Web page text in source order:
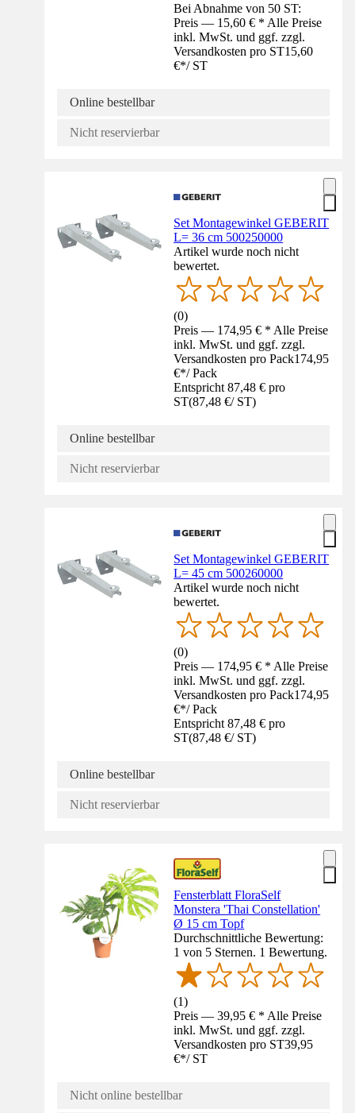
Bei Abnahme von 50 ST:
Preis — 15,60 € * Alle Preise
inkl. MwSt. und ggf. zzgl.
Versandkosten pro ST15,60
€*/ ST
Online bestellbar
Nicht reservierbar
Set Montagewinkel GEBERIT
L= 36 cm 500250000
Artikel wurde noch nicht
bewertet.
(0)
Preis — 174,95 € * Alle Preise
inkl. MwSt. und ggf. zzgl.
Versandkosten pro Pack174,95
€*/ Pack
Entspricht 87,48 € pro
ST(87,48 €/ ST)
Online bestellbar
Nicht reservierbar
Set Montagewinkel GEBERIT
L= 45 cm 500260000
Artikel wurde noch nicht
bewertet.
(0)
Preis — 174,95 € * Alle Preise
inkl. MwSt. und ggf. zzgl.
Versandkosten pro Pack174,95
€*/ Pack
Entspricht 87,48 € pro
ST(87,48 €/ ST)
Online bestellbar
Nicht reservierbar
Fensterblatt FloraSelf
Monstera 'Thai Constellation'
Ø 15 cm Topf
Durchschnittliche Bewertung:
1 von 5 Sternen. 1 Bewertung.
(1)
Preis — 39,95 € * Alle Preise
inkl. MwSt. und ggf. zzgl.
Versandkosten pro ST39,95
€*/ ST
Nicht online bestellbar